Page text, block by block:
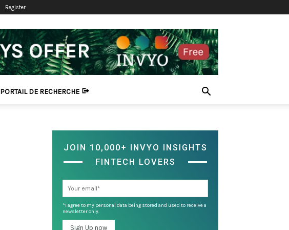
Register
PORTAIL DE RECHERCHE
JOIN 10,000+ INVYO INSIGHTS
FINTECH LOVERS
*I agree to my personal data being stored and used to receive a
newsletter only.